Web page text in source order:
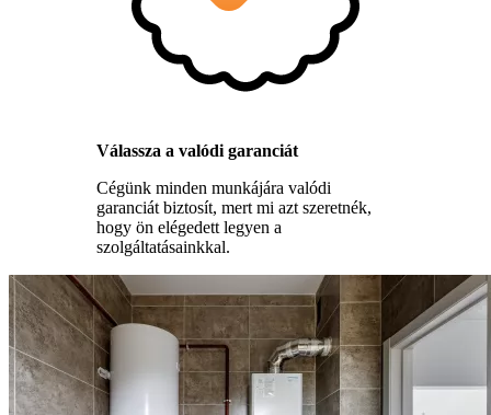
Válassza a valódi garanciát
Cégünk minden munkájára valódi
garanciát biztosít, mert mi azt szeretnék,
hogy ön elégedett legyen a
szolgáltatásainkkal.